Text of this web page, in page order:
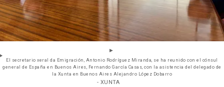
El secretario xeral da Emigración, Antonio Rodríguez Miranda, se ha reunido con el cónsul
general de España en Buenos Aires, Fernando García Casas, con la asistencia del delegado de
la Xunta en Buenos Aires Alejandro López Dobarro
- XUNTA